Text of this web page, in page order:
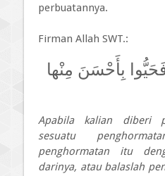
perbuatannya.
Firman Allah SWT.:
بِأَحْسَنَ مِنْها
Apabila kalian diberi
sesuatu
penghormatan itu
darinya, atau balaslah